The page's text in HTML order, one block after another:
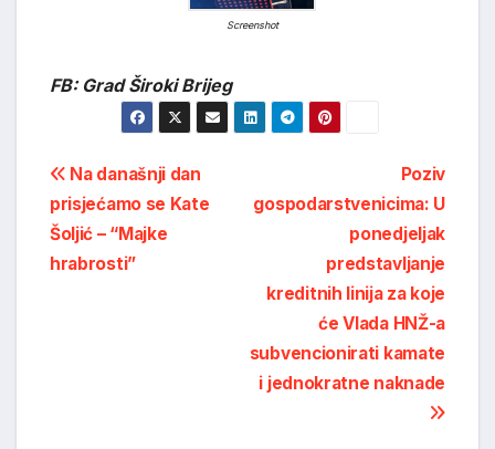
Screenshot
FB: Grad Široki Brijeg
Post
navigation
Poziv
gospodarstvenicima: U
ponedjeljak
predstavljanje
kreditnih linija za koje
će Vlada HNŽ-a
subvencionirati kamate
i jednokratne naknade
Na današnji dan
prisjećamo se Kate
Šoljić – “Majke
hrabrosti”